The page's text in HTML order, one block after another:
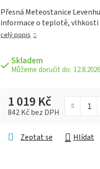
je
0,0
z 5
Přesná Meteostanice
informace o teplotě, vlhkosti
celý popis
Skladem
12.8.2026
1 019 Kč
842 Kč bez DPH
Zeptat se Hlídat